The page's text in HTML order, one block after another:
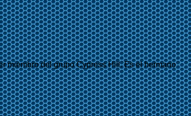
miembro del grupo Cypress Hill. Es el hermano